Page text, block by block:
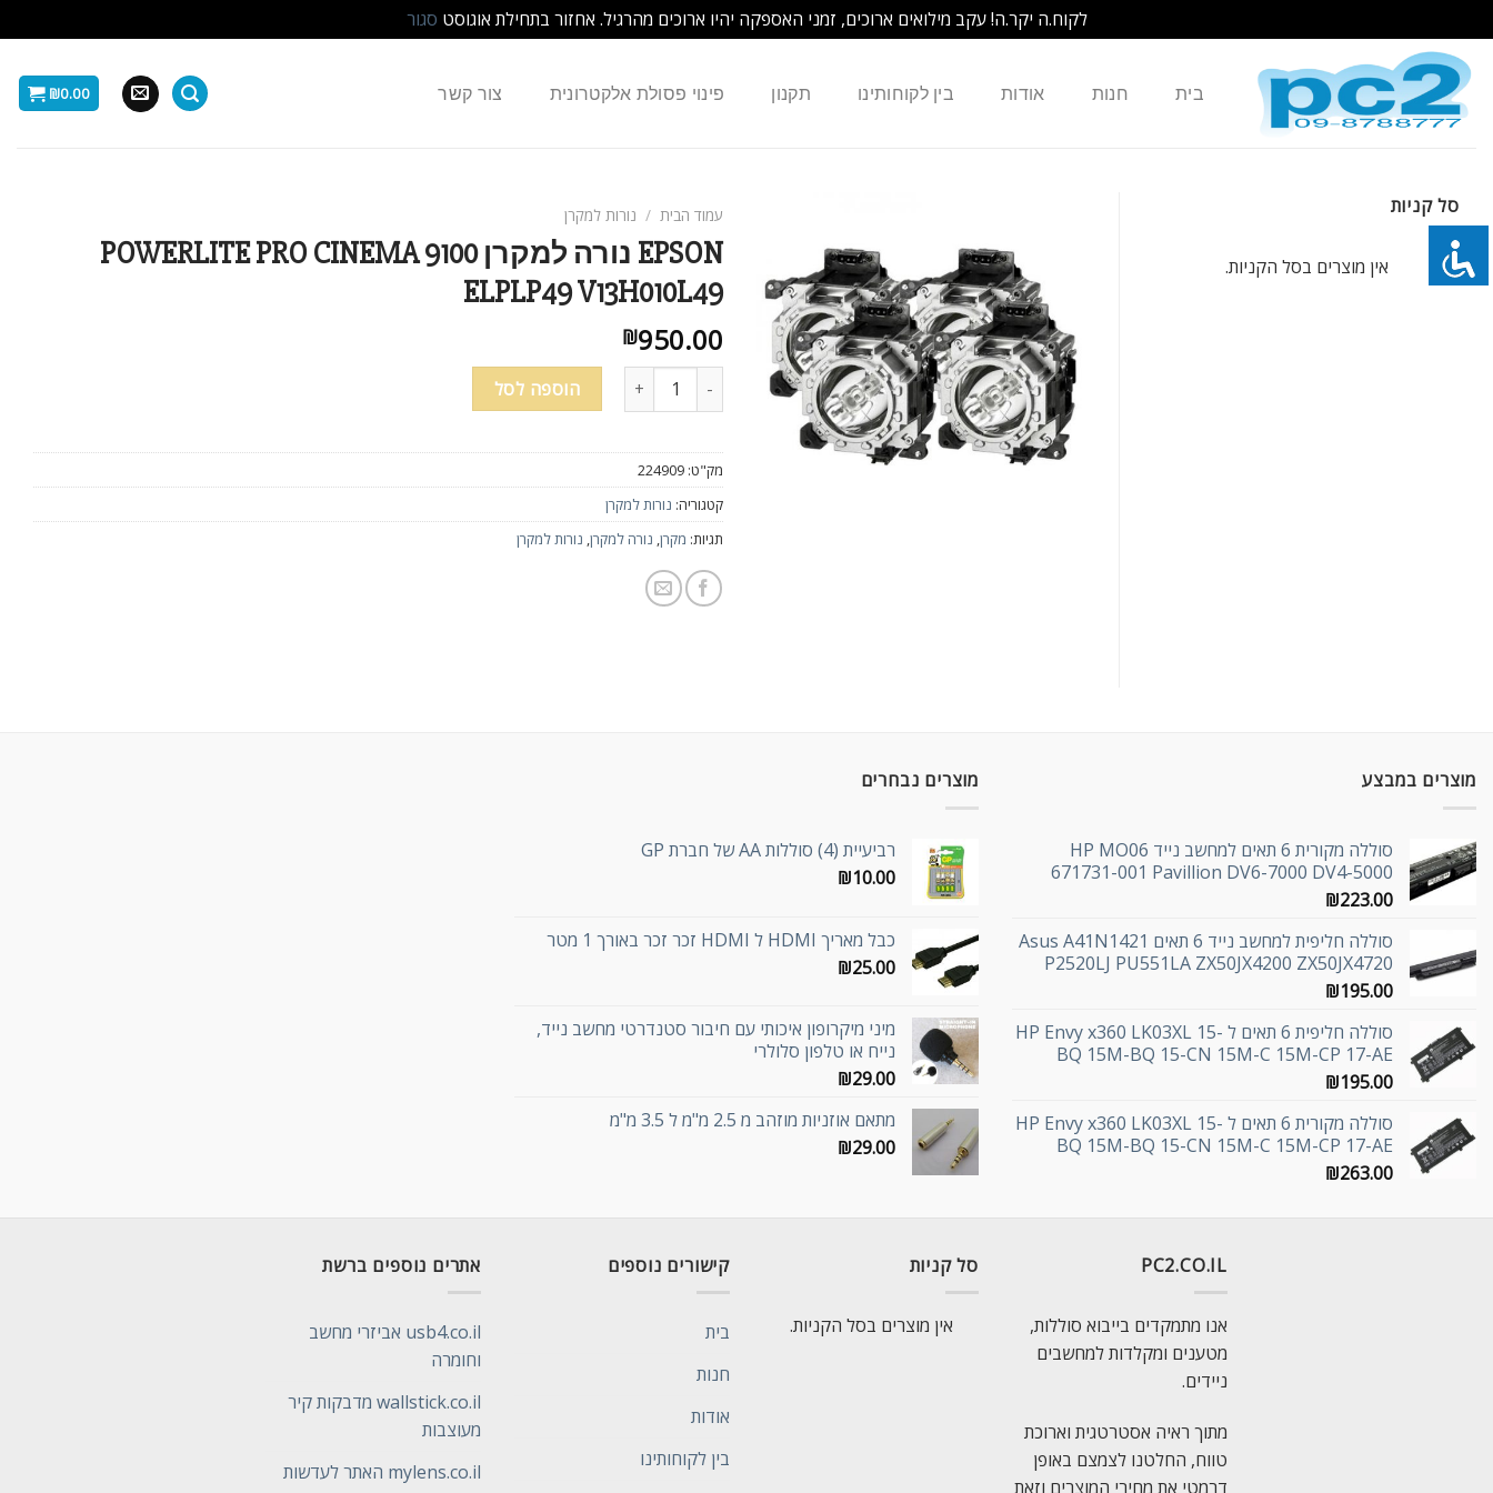
לקוח.ה יקר.ה! עקב מילואים ארוכים, זמני האספקה יהיו ארוכים מהרגיל. אחזור בתחילת אוגוסט סגור
content
בית חנות אודות בין לקוחותינו תקנון פינוי פסולת אלקטרונית צור קשר ₪0.00
סל קניות
אין מוצרים בסל הקניות.
עמוד הבית / נורות למקרן
EPSON נורה למקרן POWERLITE PRO CINEMA 9100
ELPLP49 V13H010L49
₪950.00
הוספה לסל
מק"ט: 224909
קטגוריה: נורות למקרן
תגיות: מקרן, נורה למקרן, נורות למקרן
מוצרים במבצע
סוללה מקורית 6 תאים למחשב נייד HP MO06
671731-001 Pavillion DV6-7000 DV4-5000
₪223.00
סוללה חליפית למחשב נייד 6 תאים Asus A41N1421
P2520LJ PU551LA ZX50JX4200 ZX50JX4720
₪195.00
סוללה חליפית 6 תאים ל HP Envy x360 LK03XL 15-
BQ 15M-BQ 15-CN 15M-C 15M-CP 17-AE
₪195.00
סוללה מקורית 6 תאים ל HP Envy x360 LK03XL 15-
BQ 15M-BQ 15-CN 15M-C 15M-CP 17-AE
₪263.00
מוצרים נבחרים
רביעיית (4) סוללות AA של חברת GP
₪10.00
כבל מאריך HDMI ל HDMI זכר זכר באורך 1 מטר
₪25.00
מיני מיקרופון איכותי עם חיבור סטנדרטי מחשב נייד,
נייח או טלפון סלולרי
₪29.00
מתאם אוזניות מוזהב מ 2.5 מ"מ ל 3.5 מ"מ
₪29.00
PC2.CO.IL
אנו מתמקדים בייבוא סוללות,
מטענים ומקלדות למחשבים
ניידים.
מתוך ראיה אסטרטגית וארוכת
טווח, החלטנו לצמצם באופן
דרמטי את מחירי המוצרים וזאת
סל קניות
אין מוצרים בסל הקניות.
קישורים נוספים
בית
חנות
אודות
בין לקוחותינו
אתרים נוספים ברשת
usb4.co.il אביזרי מחשב
וחומרה
wallstick.co.il מדבקות קיר
מעוצבות
mylens.co.il האתר לעדשות